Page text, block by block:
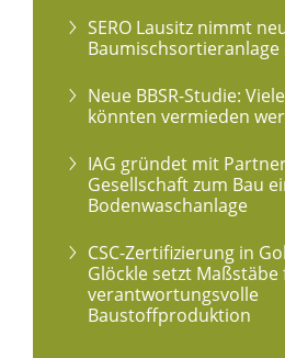
SERO Lausitz nimmt
Baumischsortieranlage
Neue BBSR-Studie:
könnten vermieden
IAG gründet mit
Gesellschaft zum Bau
Bodenwaschanlage
CSC-Zertifizierung in
Glöckle setzt Maßstäbe
verantwortungsvolle
Baustoffproduktion